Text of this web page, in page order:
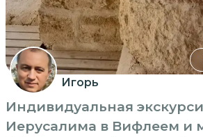
Игорь
Индивидуальная
Иерусалима в Вифлеем и